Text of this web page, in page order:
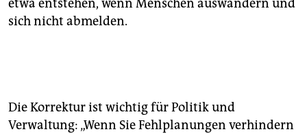
etwa entstehen, wenn Menschen auswandern und
sich nicht abmelden.
Die Korrektur ist wichtig für Politik und
Verwaltung: „Wenn Sie Fehlplanungen verhindern